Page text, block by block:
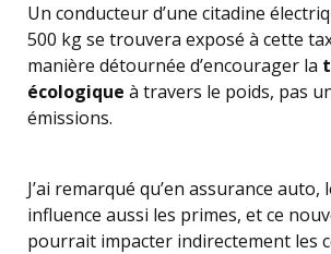
Un conducteur d’une citadine
500 kg se trouvera exposé à cette
manière détournée d’encourager la
écologique à travers le poids, pas
émissions.
J’ai remarqué qu’en assurance auto,
influence aussi les primes, et ce
pourrait impacter indirectement les